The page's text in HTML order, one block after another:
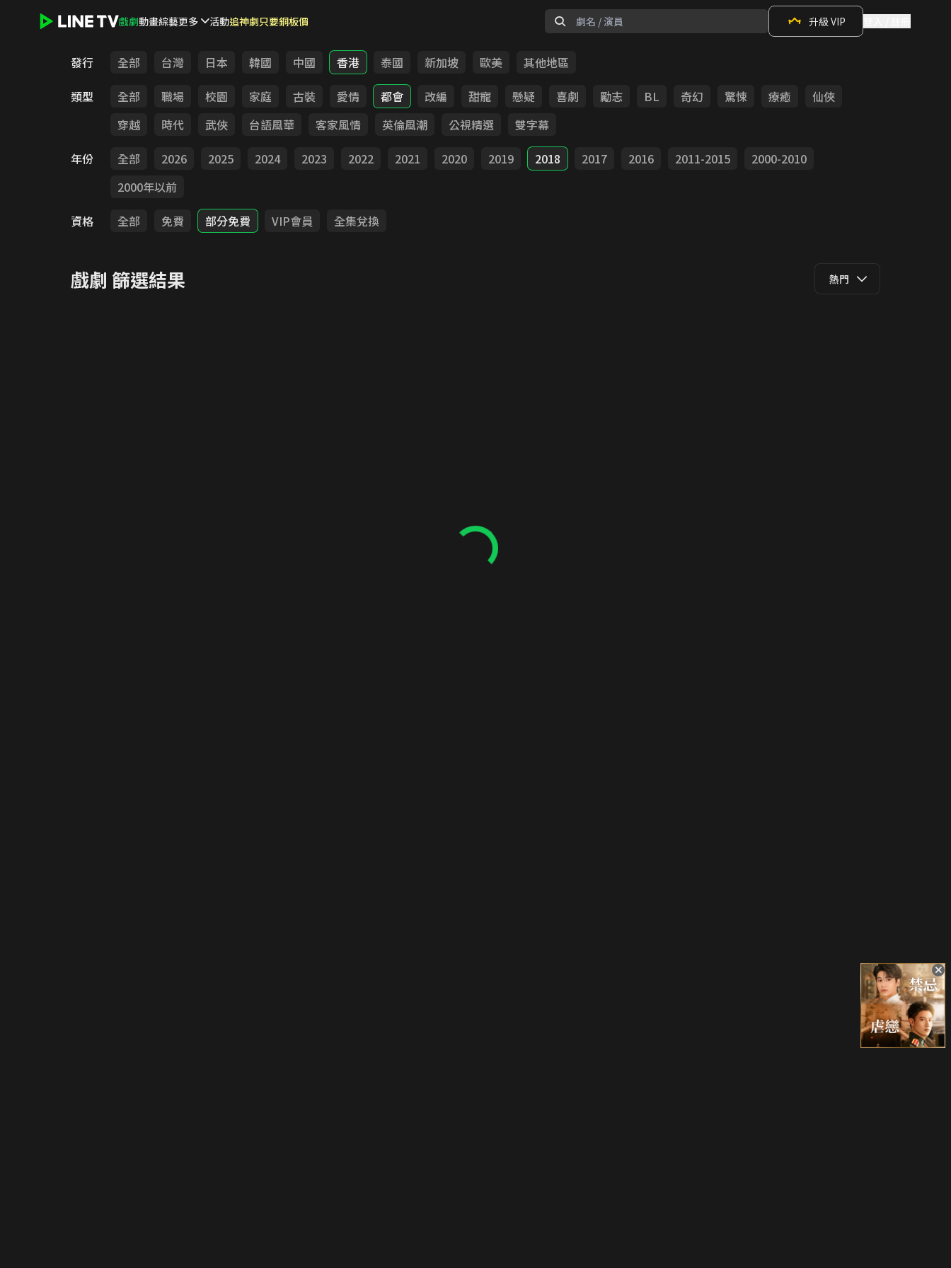
戲劇動畫綜藝更多 活動追神劇只要銅板價 升級 VIP
發行 全部 台灣 日本 韓國 中國 香港 泰國 新加坡 歐美
其他地區
類型
全部 職場 校園 家庭 古裝 愛情 都會 改編 甜寵 懸疑 喜劇 勵志 BL 奇幻 驚悚 療癒
仙俠
穿越
時代 武俠 台語風華 客家風情 英倫風潮 公視精選
雙字幕
年份
全部 2026 2025 2024 2023 2022 2021 2020 2019 2018 2017 2016 2011-2015
2000-2010
2000年以前
資格
全部 免費 部分免費 VIP會員 全集兌換
戲劇 篩選結果 熱門